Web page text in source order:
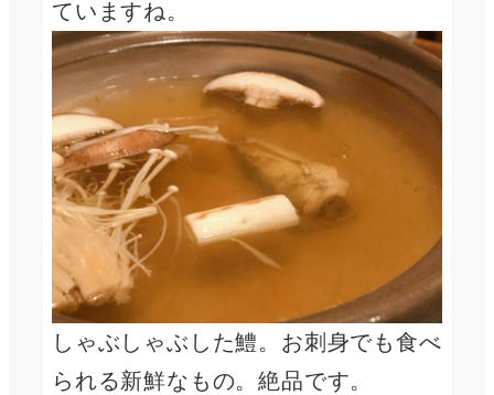
ていますね。
しゃぶしゃぶした鱧。お刺身でも食べ
られる新鮮なもの。絶品です。